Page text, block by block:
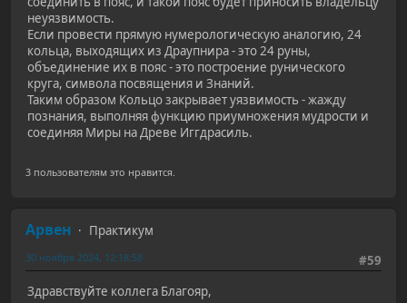
неуязвимость.
Если провести прямую нумерологическую аналогию, 24
кольца, выходящих из Драупнира - это 24 руны,
объединение их в пояс - это построение рунического
круга, символа посвящения и Знаний.
Таким образом Кольцо закрывает уязвимость - жажду
познания, выполняя функцию приумножения мудрости и
соединяя Миры на Древе Иггдрасиль.
3 пользователям это нравится.
Арвен
Практикум
#59
30 ноября 2024, 12:18:58
Здравствуйте коллега Благояр,